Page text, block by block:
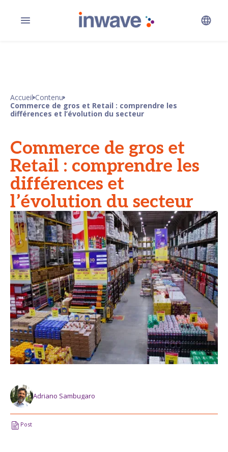
Accueil Contenu
Commerce de gros et Retail : comprendre les
différences et l’évolution du secteur
Commerce de gros et
Retail : comprendre les
différences et
l’évolution du secteur
Adriano Sambugaro
Post